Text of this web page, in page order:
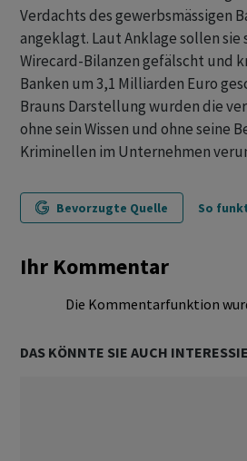
Verdachts des gewerbsmässigen
angeklagt. Laut Anklage sollen sie
Wirecard-Bilanzen gefälscht und
Banken um 3,1 Milliarden Euro
Brauns Darstellung wurden die
ohne sein Wissen und ohne seine
Kriminellen im Unternehmen
Bevorzugte Quelle So
Ihr Kommentar
Die Kommentarfunktion
DAS KÖNNTE SIE AUCH